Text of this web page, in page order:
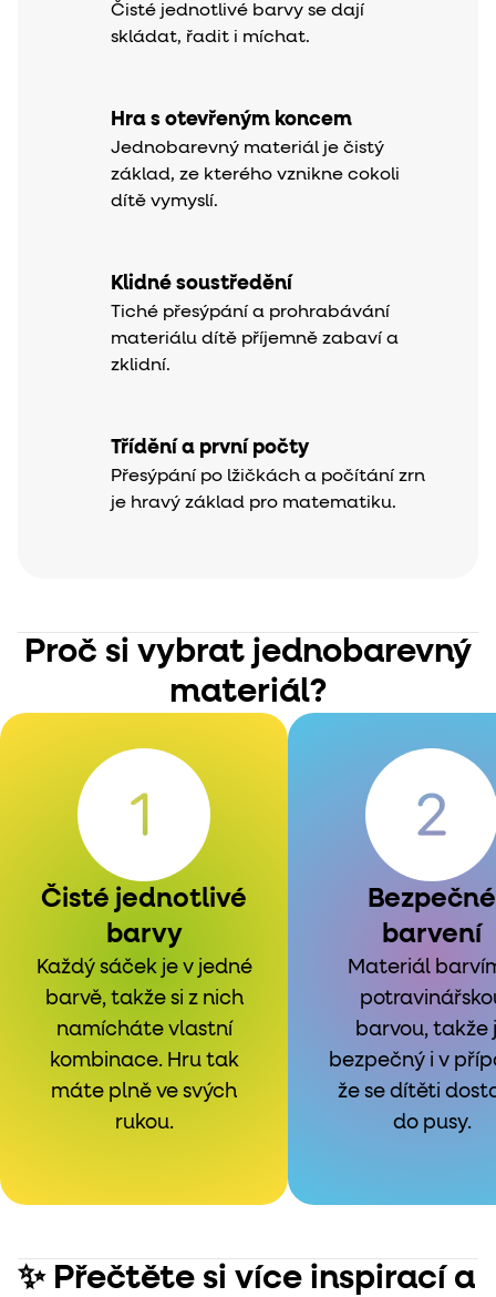
Čisté jednotlivé barvy se dají
skládat, řadit i míchat.
Hra s otevřeným koncem
Jednobarevný materiál je čistý
základ, ze kterého vznikne cokoli
dítě vymyslí.
Klidné soustředění
Tiché přesýpání a prohrabávání
materiálu dítě příjemně zabaví a
zklidní.
Třídění a první počty
Přesýpání po lžičkách a počítání zrn
je hravý základ pro matematiku.
Proč si vybrat jednobarevný
materiál?
Čisté jednotlivé
barvy
Každý sáček je v jedné
barvě, takže si z nich
namícháte vlastní
kombinace. Hru tak
máte plně ve svých
rukou.
Bezpečné
barvení
Materiál
barvou, takže
bezpečný i v
že se dítěti
do pusy.
✨ Přečtěte si více inspirací a